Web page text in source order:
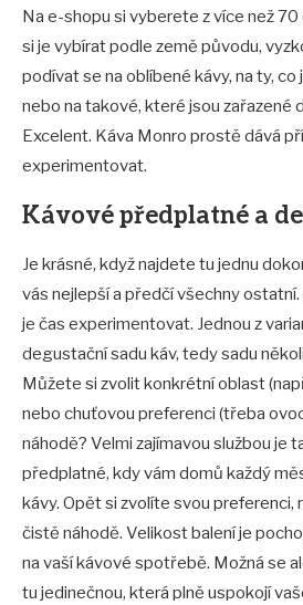
Na e-shopu si vyberete z více než
si je vybírat podle země původu,
podívat se na oblíbené kávy, na ty, co
nebo na takové, které jsou zařazené
Excelent. Káva Monro prostě dává
experimentovat.
Kávové předplatné a
Je krásné, když najdete tu jednu
vás nejlepší a předčí všechny
je čas experimentovat. Jednou z
degustační sadu káv, tedy sadu
Můžete si zvolit konkrétní oblast
nebo chuťovou preferenci (třeba
náhodě? Velmi zajímavou službou je
předplatné, kdy vám domů každý
kávy. Opět si zvolíte svou preferenci,
čistě náhodě. Velikost balení je
na vaší kávové spotřebě. Možná se
tu jedinečnou, která plně uspokojí